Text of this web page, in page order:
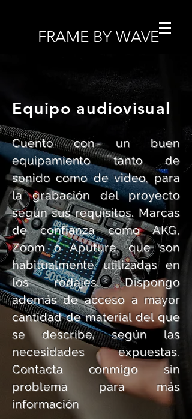
FRAME BY WAVE
Equipo audiovisual
Cuento con un buen
equipamiento tanto de
sonido como de video, para
la grabación del proyecto
según sus requisitos. Marcas
de confianza como AKG,
Zoom o Aputure, que son
habitualmente utilizadas en
los rodajes. Dispongo
además de acceso a mayor
cantidad de material del que
se describe, según las
necesidades expuestas.
Contacta conmigo sin
problema para más
información